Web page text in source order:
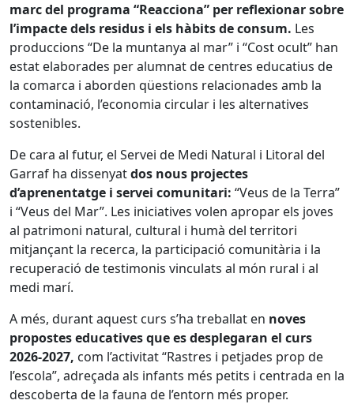
marc del programa “Reacciona” per reflexionar sobre
l’impacte dels residus i els hàbits de consum. Les
produccions “De la muntanya al mar” i “Cost ocult” han
estat elaborades per alumnat de centres educatius de
la comarca i aborden qüestions relacionades amb la
contaminació, l’economia circular i les alternatives
sostenibles.
De cara al futur, el Servei de Medi Natural i Litoral del
Garraf ha dissenyatdos nous projectes
d’aprenentatge i servei comunitari: “Veus de la Terra”
i “Veus del Mar”. Les iniciatives volen apropar els joves
al patrimoni natural, cultural i humà del territori
mitjançant la recerca, la participació comunitària i la
recuperació de testimonis vinculats al món rural i al
medi marí.
A més, durant aquest curs s’ha treballat en noves
propostes educatives que es desplegaran el curs
2026-2027, com l’activitat “Rastres i petjades prop de
l’escola”, adreçada als infants més petits i centrada en la
descoberta de la fauna de l’entorn més proper.